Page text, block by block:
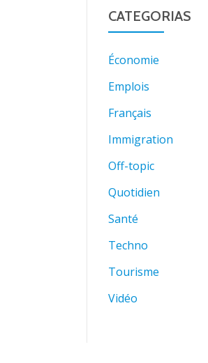
CATEGORIAS
Économie
Emplois
Français
Immigration
Off-topic
Quotidien
Santé
Techno
Tourisme
Vidéo